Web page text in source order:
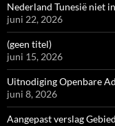
Nederland Tunesië niet
juni 22, 2026
(geen titel)
juni 15, 2026
Uitnodiging Openbare
juni 8, 2026
Aangepast verslag